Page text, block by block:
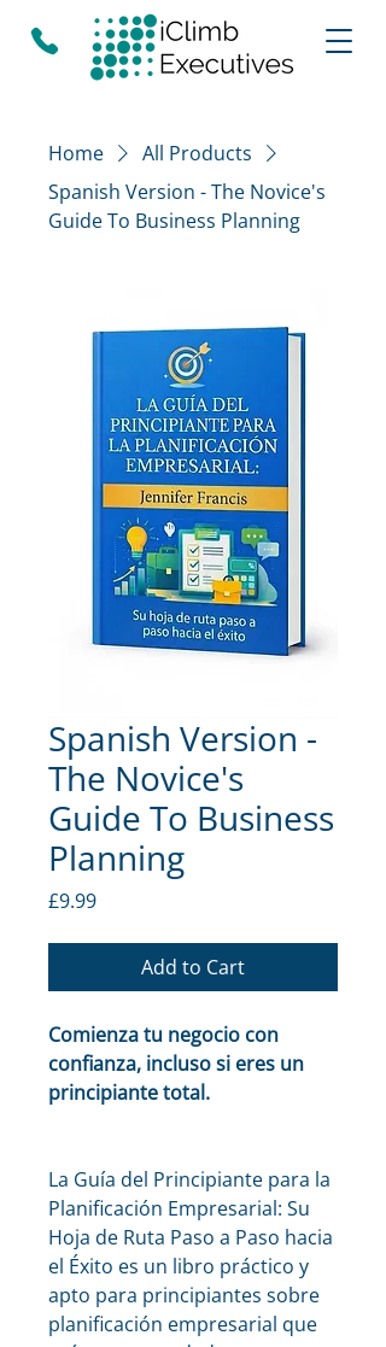
Home
All Products
Spanish Version - The Novice's
Guide To Business Planning
Spanish Version -
The Novice's
Guide To Business
Planning
£9.99Price
Add to Cart
Comienza tu negocio con
confianza, incluso si eres un
principiante total.
La Guía del Principiante para la
Planificación Empresarial: Su
Hoja de Ruta Paso a Paso hacia
el Éxito es un libro práctico y
apto para principiantes sobre
planificación empresarial que